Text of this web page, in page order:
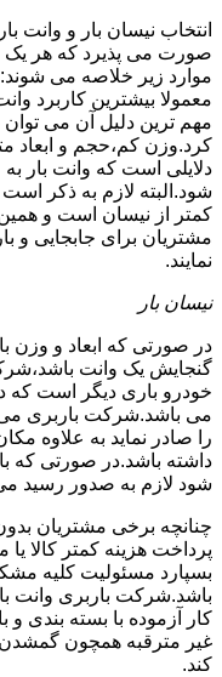
انتخاب نیسان بار و وانت
صورت می پذیرد که هر یک
موارد زیر خلاصه می شوند:
معمولا بیشترین کاربرد
مهم ترین دلیل آن می
کرد.وزن کم،حجم و ابعاد
دلایلی است که وانت بار
شود.البته لازم به ذکر
کمتر از نیسان است و
مشتریان برای جابجایی و
نمایند.
نیسان بار
در صورتی که ابعاد و وزن
گنجایش یک وانت
خودرو باری دیگر است که
می باشد.شرکت باربری می
را صادر نماید به علاوه
داشته باشد.در صورتی که
شود لازم به صدور رسید
چنانچه برخی مشتریان
پرداخت هزینه کمتر کالا
بسپارد مسئولیت کلیه
باشد.شرکت باربری وانت
کار آزموده با بسته بندی و
غیر مترقبه همچون گمشدن
کند.